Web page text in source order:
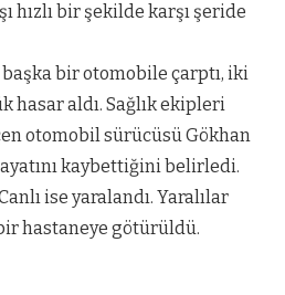
hızlı bir şekilde karşı şeride
başka bir otomobile çarptı, iki
hasar aldı. Sağlık ekipleri
otomobil sürücüsü Gökhan
kaybettiğini belirledi.
ise yaralandı. Yaralılar
hastaneye götürüldü.